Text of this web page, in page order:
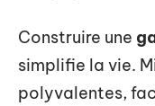
Construire une
simplifie la vie.
polyvalentes,